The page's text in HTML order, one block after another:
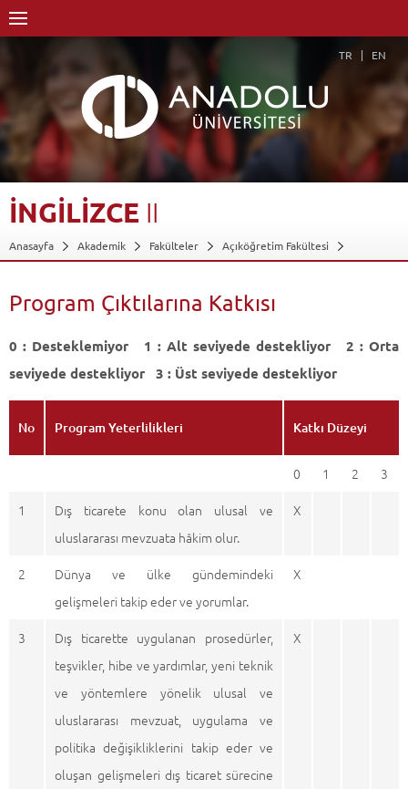
TR EN
İNGİLİZCE II
Anasayfa Akademik Fakülteler
Açıköğretim Fakültesi
Program Çıktılarına Katkısı
Program Çıktılarına Katkısı
0 : Desteklemiyor 1 : Alt seviyede destekliyor 2 : Orta
seviyede destekliyor 3 : Üst seviyede destekliyor
No Program Yeterlilikleri Katkı Düzeyi
0 1 2
3
1
Dış ticarete konu olan ulusal ve
uluslararası mevzuata hâkim olur.
X
2
Dünya ve ülke gündemindeki
gelişmeleri takip eder ve yorumlar.
X
3
Dış ticarette uygulanan prosedürler,
teşvikler, hibe ve yardımlar, yeni teknik
ve yöntemlere yönelik ulusal ve
uluslararası mevzuat, uygulama ve
politika değişikliklerini takip eder ve
oluşan gelişmeleri dış ticaret sürecine
X